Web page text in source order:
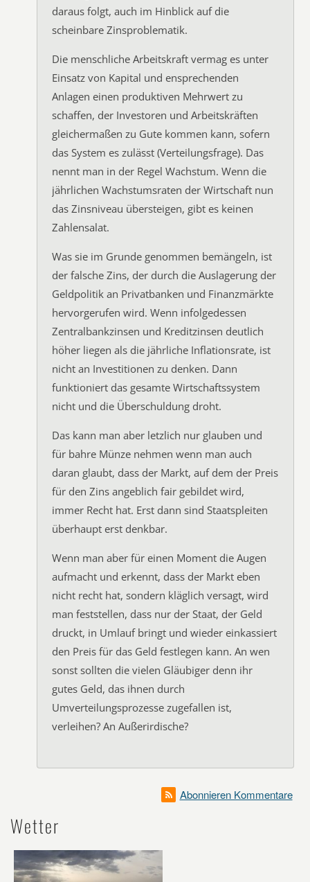
daraus folgt, auch im Hinblick auf die
scheinbare Zinsproblematik.
Die menschliche Arbeitskraft vermag es unter
Einsatz von Kapital und ensprechenden
Anlagen einen produktiven Mehrwert zu
schaffen, der Investoren und Arbeitskräften
gleichermaßen zu Gute kommen kann, sofern
das System es zulässt (Verteilungsfrage). Das
nennt man in der Regel Wachstum. Wenn die
jährlichen Wachstumsraten der Wirtschaft nun
das Zinsniveau übersteigen, gibt es keinen
Zahlensalat.
Was sie im Grunde genommen bemängeln, ist
der falsche Zins, der durch die Auslagerung der
Geldpolitik an Privatbanken und Finanzmärkte
hervorgerufen wird. Wenn infolgedessen
Zentralbankzinsen und Kreditzinsen deutlich
höher liegen als die jährliche Inflationsrate, ist
nicht an Investitionen zu denken. Dann
funktioniert das gesamte Wirtschaftssystem
nicht und die Überschuldung droht.
Das kann man aber letzlich nur glauben und
für bahre Münze nehmen wenn man auch
daran glaubt, dass der Markt, auf dem der Preis
für den Zins angeblich fair gebildet wird,
immer Recht hat. Erst dann sind Staatspleiten
überhaupt erst denkbar.
Wenn man aber für einen Moment die Augen
aufmacht und erkennt, dass der Markt eben
nicht recht hat, sondern kläglich versagt, wird
man feststellen, dass nur der Staat, der Geld
druckt, in Umlauf bringt und wieder einkassiert
den Preis für das Geld festlegen kann. An wen
sonst sollten die vielen Gläubiger denn ihr
gutes Geld, das ihnen durch
Umverteilungsprozesse zugefallen ist,
verleihen? An Außerirdische?
Abonnieren Kommentare
Wetter